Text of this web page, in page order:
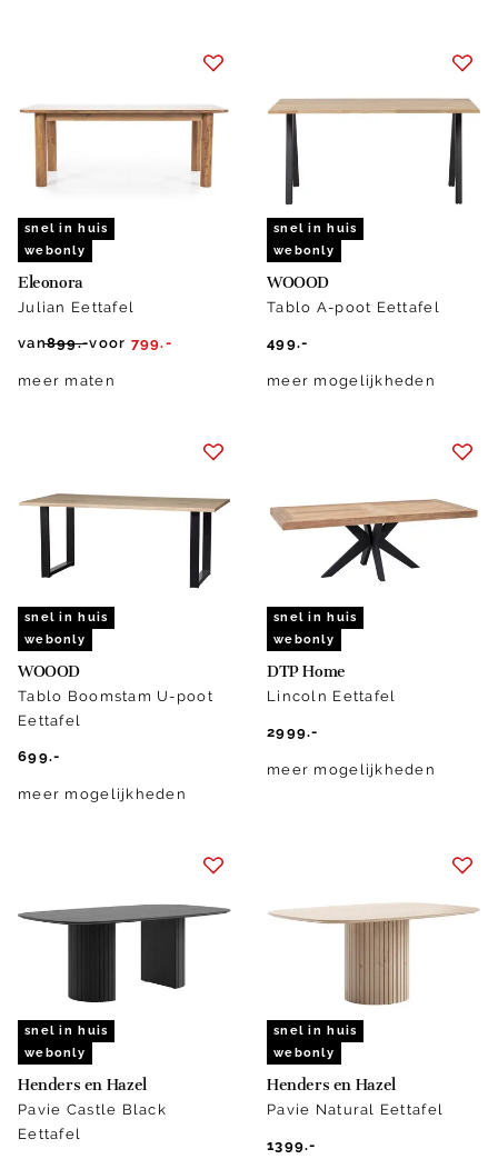
snel in huis
webonly
Eleonora
Julian Eettafel
van899.-voor 799.-
meer maten
snel in huis
webonly
WOOOD
Tablo A-poot Eettafel
499.-
meer mogelijkheden
snel in huis
webonly
WOOOD
Tablo Boomstam U-poot
Eettafel
699.-
meer mogelijkheden
snel in huis
webonly
DTP Home
Lincoln Eettafel
2999.-
meer mogelijkheden
snel in huis
webonly
Henders en Hazel
Pavie Castle Black
Eettafel
snel in huis
webonly
Henders en Hazel
Pavie Natural Eettafel
1399.-